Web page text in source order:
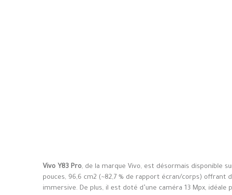
Vivo Y83 Pro, de la marque Vivo, est désormais disponible
pouces, 96,6 cm2 (~82,7 % de rapport écran/corps) offrant
immersive. De plus, il est doté d’une caméra 13 Mpx,